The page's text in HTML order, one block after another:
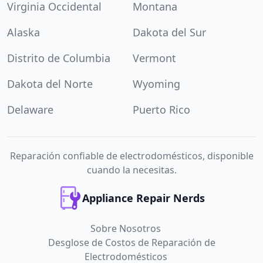
Virginia Occidental
Montana
Alaska
Dakota del Sur
Distrito de Columbia
Vermont
Dakota del Norte
Wyoming
Delaware
Puerto Rico
Reparación confiable de electrodomésticos, disponible
cuando la necesitas.
Appliance Repair Nerds
Sobre Nosotros
Desglose de Costos de Reparación de
Electrodomésticos